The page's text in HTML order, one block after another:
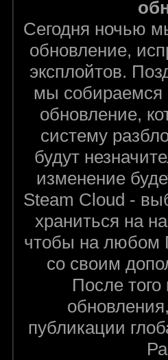
Сегодня ночью
обновление,
эксплойтов.
мы собираемся
обновление,
систему
будут
изменение
Steam Cloud -
храниться на
чтобы на любом
со своим
После
публикации